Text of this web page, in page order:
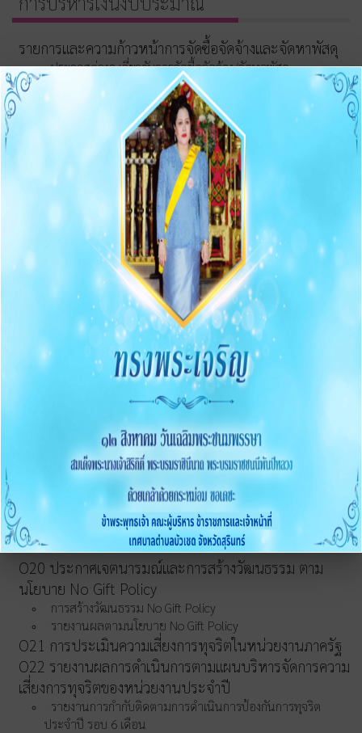
รายการและความก้าวหน้าการจัดซื้อจัดจ้างและจัดหาพัสดุ
ประกาศต่างๆ เกี่ยวกับการจัดซื้อจัดจ้าง/จัดหาพัสดุ
ความก้าวหน้าการจัดซื้อจัดจ้าง/จัดหาพัสดุ
O11 สรุปผลการจัดซื้อจัดจ้าง/จัดหาพัสดุรายเดือน
O12 รายงานสรุปผลการจัดซื้อจัดจ้าง/จัดหาพัสดุประจำปี
การบริหารและพัฒนาทรัพยากรบุคคล
O13 แผนบริหารและพัฒนาทรัพยากรบุคคล
การดำเนินการตามนโยบายบริหารทรัพยากรบุคคล
หลักเกณฑ์การบริหารและพัฒนาทรัพยากรบุคคล
O14 รายงานผลการบริหารและทรัพยากรบุคคลประจำปี
O15 ประมวลจริยธรรมและขับเคลื่อนจริยธรรม
การขับเคลื่อนจริยธรรม
การส่งเสริมความโปร่งใส
O16 แนวปฏิบัติการจัดการเรื่องร้องเรียนการทุจริตและ
O17 ช่องทางแจ้งเรื่องร้องเรียนการทุจริต
O18 ข้อมูลสถิติเรื่องร้องเรียนการทุจริตประจำปี
O19 การเปิดโอกาสให้มีส่วนร่วม
การดำเนินการเพื่อป้องกันการทุจริต
O20 ประกาศเจตนารมณ์และการสร้างวัฒนธรรม ตาม
นโยบาย No Gift Policy
การสร้างวัฒนธรรม No Gift Policy
รายงานผลตามนโยบาย No Gift Policy
O21 การประเมินความเสี่ยงการทุจริตในหน่วยงานภาครัฐ
O22 รายงานผลการดำเนินการตามแผนบริหารจัดการความ
เสี่ยงการทุจริตของหน่วยงานประจำปี
รายงานการกำกับติดตามการดำเนินการป้องกันการทุจริต
ประจำปี รอบ 6 เดือน